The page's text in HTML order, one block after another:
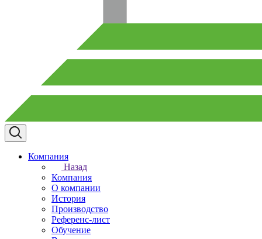
Компания
Назад
Компания
О компании
История
Производство
Референс-лист
Обучение